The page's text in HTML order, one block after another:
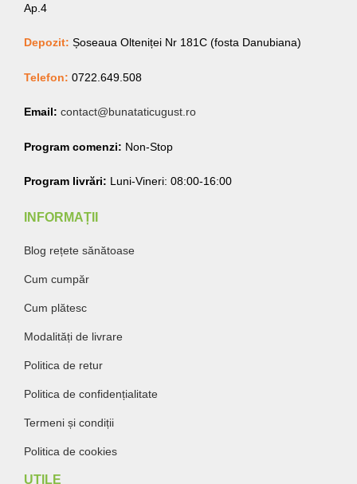
Ap.4
Depozit: Șoseaua Olteniței Nr 181C (fosta Danubiana)
Telefon: 0722.649.508
Email: contact@bunataticugust.ro
Program comenzi: Non-Stop
Program livrări: Luni-Vineri: 08:00-16:00
INFORMAȚII
Blog rețete sănătoase
Cum cumpăr
Cum plătesc
Modalități de livrare
Politica de retur
Politica de confidențialitate
Termeni și condiții
Politica de cookies
UTILE